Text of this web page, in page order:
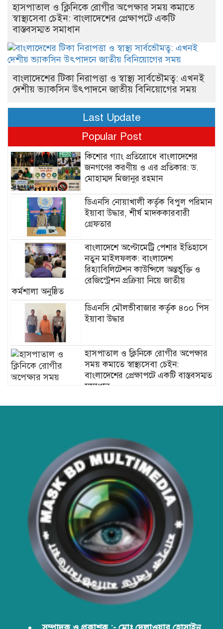
হাসপাতাল ও ক্লিনিকে রোগীর অপেক্ষার সময় কমাতে
স্বাস্থ্যসেবা চেইন: বাংলাদেশের প্রেক্ষাপটে একটি
বাস্তবসম্মত সমাধান
বাংলাদেশের টিকা নিরাপত্তা ও স্বাস্থ্য সার্বভৌমত্ব: এখনই
দেশীয় ভ্যাকসিন উৎপাদনে জাতীয় বিনিয়োগের সময়
Last Update
Popular Post
কিশোর গ্যাং প্রতিরোধে বাংলাদেশের
জনগণের করণীয় ও এর প্রতিকার: ড.
মোহাম্মদ মিজানুর রহমান
ডিএনসি নোয়াখালী কর্তৃক বিপুল পরিমান
ইয়াবা উদ্ধার, শীর্ষ মাদককারবারী
গ্রেফতার
বাংলাদেশে অপ্টোমেট্রি পেশার ইতিহাসে
নতুন মাইলফলক: বাংলাদেশ
রিহ্যাবিলিটেশন কাউন্সিলে অন্তর্ভুক্তি ও
রেজিস্ট্রেশন প্রক্রিয়া নিয়ে জাতীয়
কর্মশালা অনুষ্ঠিত
ডিএনসি মৌলভীবাজার কর্তৃক ৪০০ পিস
ইয়াবা উদ্ধার
হাসপাতাল ও ক্লিনিকে রোগীর অপেক্ষার
সময় কমাতে স্বাস্থ্যসেবা চেইন:
বাংলাদেশের প্রেক্ষাপটে একটি বাস্তবসম্মত
সমাধান
বাংলাদেশের টিকা নিরাপত্তা ও স্বাস্থ্য
সার্বভৌমত্ব: এখনই দেশীয় ভ্যাকসিন
উৎপাদনে জাতীয় বিনিয়োগের সময়
আবারো ডিএনসি নোয়াখালী কর্তৃক
বিপুল পরিমান ইয়াবা ও গাঁজা উদ্ধার
ডিএনসি নোয়াখালী কর্তৃক বিপুল পরিমান
ইয়াবা উদ্ধার
ডিএনসি যশোর কর্তৃক ৩০ হাজার পিস